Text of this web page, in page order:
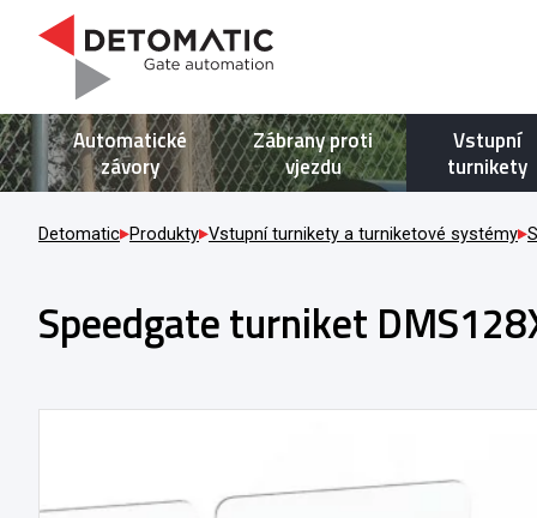
Automatické
závory
Zábrany proti
vjezdu
Vstupní
turnikety
Detomatic Produkty Vstupní turnikety a turniketové systémy
Speedgate turniket